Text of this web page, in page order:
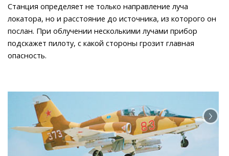
Станция определяет не только направление луча
локатора, но и расстояние до источника, из которого он
послан. При облучении несколькими лучами прибор
подскажет пилоту, с какой стороны грозит главная
опасность.